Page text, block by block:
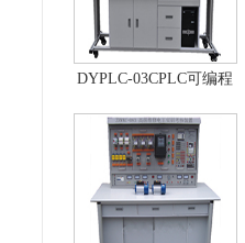
DYPLC-03CPLC可编程
统、自动控制原理综合
实验台